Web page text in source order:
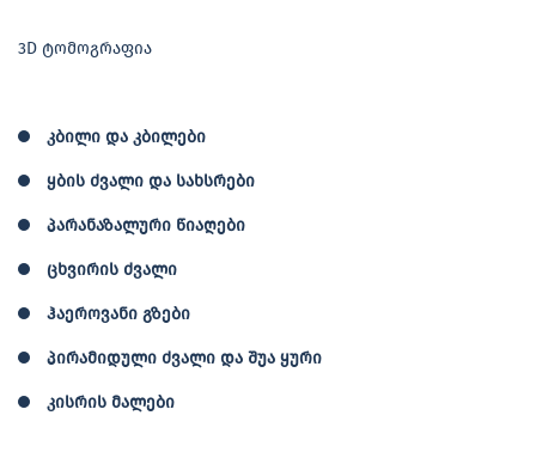
3D ტომოგრაფია
კბილი და კბილები
ყბის ძვალი და სახსრები
პარანაზალური წიაღები
ცხვირის ძვალი
ჰაეროვანი გზები
პირამიდული ძვალი და შუა ყური
კისრის მალები